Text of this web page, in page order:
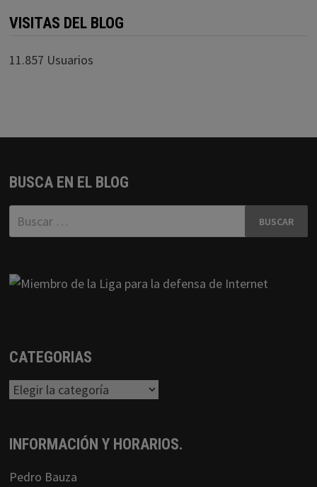
VISITAS DEL BLOG
11.857 Usuarios
BUSCA EN EL BLOG
Buscar:
CATEGORIAS
Categorias
INFORMACIÓN Y HORARIOS.
Pedro Bauza